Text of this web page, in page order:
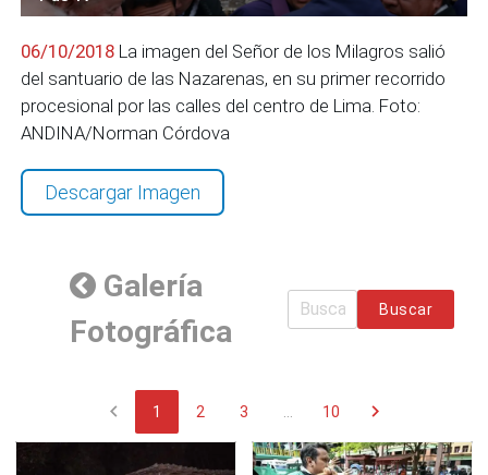
06/10/2018 La imagen del Señor de los Milagros salió
del santuario de las Nazarenas, en su primer recorrido
procesional por las calles del centro de Lima. Foto:
ANDINA/Norman Córdova
Descargar Imagen
Galería
Fotográfica
Buscar
chevron_left 1 2 3 10 chevron_right